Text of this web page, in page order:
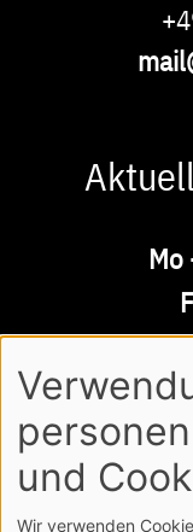
Mo
Sa
Footer
AGB
und
Wir verwenden